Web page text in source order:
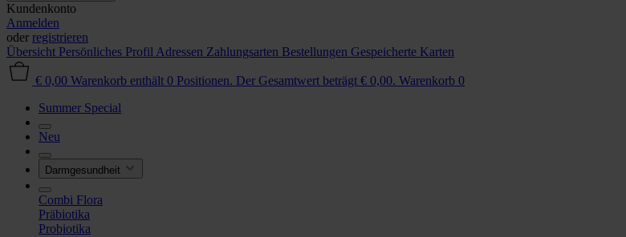
Kundenkonto
Anmelden
oder registrieren
Übersicht Persönliches Profil Adressen Zahlungsarten Bestellungen Gespeicherte Karten
€ 0,00 Warenkorb enthält 0 Positionen. Der Gesamtwert beträgt € 0,00. Warenkorb 0
Summer Special
Neu
Darmgesundheit
Combi Flora
Präbiotika
Probiotika